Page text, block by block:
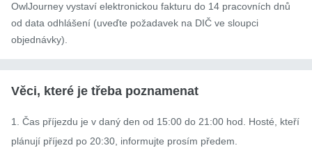
OwlJourney vystaví elektronickou fakturu do 14 pracovních dnů
od data odhlášení (uveďte požadavek na DIČ ve sloupci
objednávky).
Věci, které je třeba poznamenat
1. Čas příjezdu je v daný den od 15:00 do 21:00 hod. Hosté, kteří
plánují příjezd po 20:30, informujte prosím předem.